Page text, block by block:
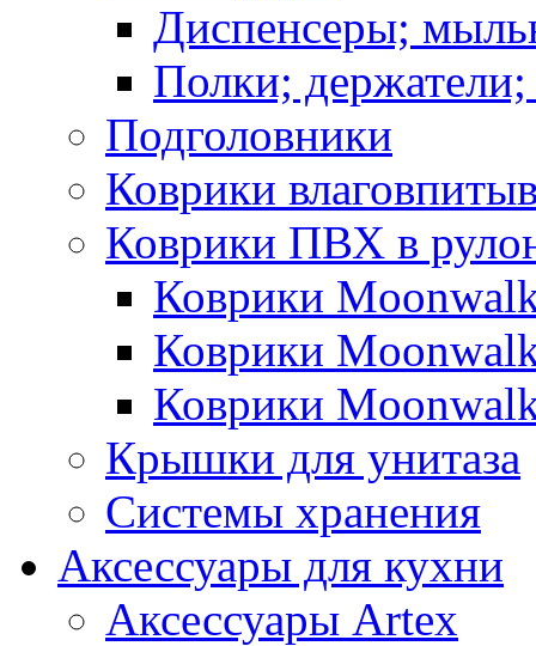
Диспенсеры;
Полки;
Подголовники
Коврики
Коврики ПВХ в
Коврики
Коврики
Коврики
Крышки для унитаза
Системы хранения
Аксессуары для кухни
Аксессуары Artex